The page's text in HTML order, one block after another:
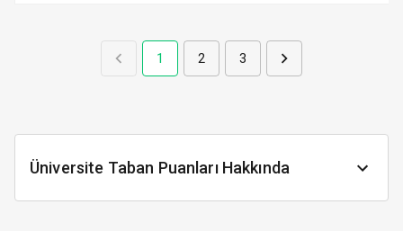
1 2 3
Üniversite Taban Puanları Hakkında